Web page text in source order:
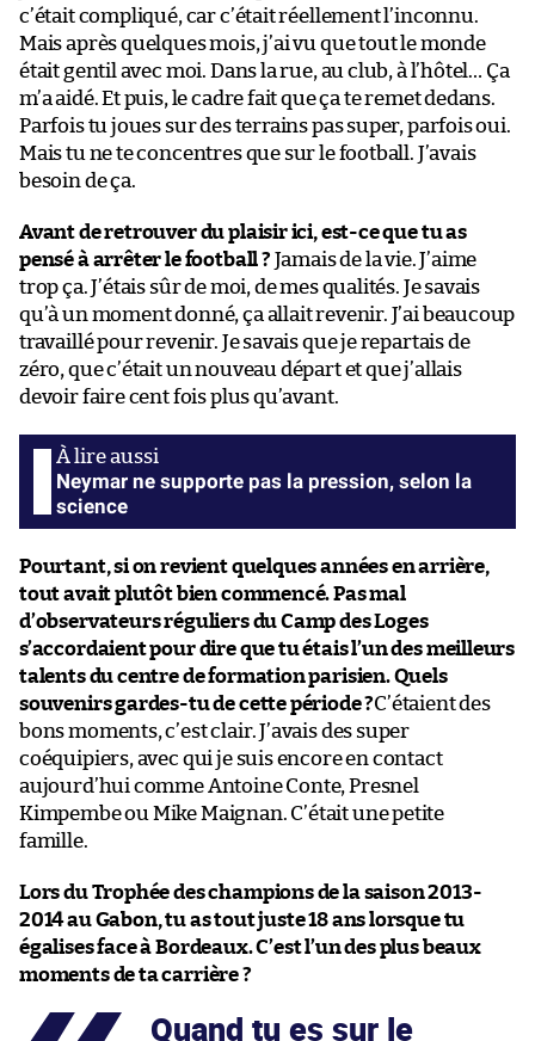
c’était compliqué, car c’était réellement l’inconnu.
Mais après quelques mois, j’ai vu que tout le monde
était gentil avec moi. Dans la rue, au club, à l’hôtel… Ça
m’a aidé. Et puis, le cadre fait que ça te remet dedans.
Parfois tu joues sur des terrains pas super, parfois oui.
Mais tu ne te concentres que sur le football. J’avais
besoin de ça.
Avant de retrouver du plaisir ici, est-ce que tu as
pensé à arrêter le football ? Jamais de la vie. J’aime
trop ça. J’étais sûr de moi, de mes qualités. Je savais
qu’à un moment donné, ça allait revenir. J’ai beaucoup
travaillé pour revenir. Je savais que je repartais de
zéro, que c’était un nouveau départ et que j’allais
devoir faire cent fois plus qu’avant.
Neymar ne supporte pas la pression, selon la
science
Pourtant, si on revient quelques années en arrière,
tout avait plutôt bien commencé. Pas mal
d’observateurs réguliers du Camp des Loges
s’accordaient pour dire que tu étais l’un des meilleurs
talents du centre de formation parisien. Quels
souvenirs gardes-tu de cette période ?C’étaient des
bons moments, c’est clair. J’avais des super
coéquipiers, avec qui je suis encore en contact
aujourd’hui comme Antoine Conte, Presnel
Kimpembe ou Mike Maignan. C’était une petite
famille.
Lors du Trophée des champions de la saison 2013-
2014 au Gabon, tu as tout juste 18 ans lorsque tu
égalises face à Bordeaux. C’est l’un des plus beaux
moments de ta carrière ?
Quand tu es sur le